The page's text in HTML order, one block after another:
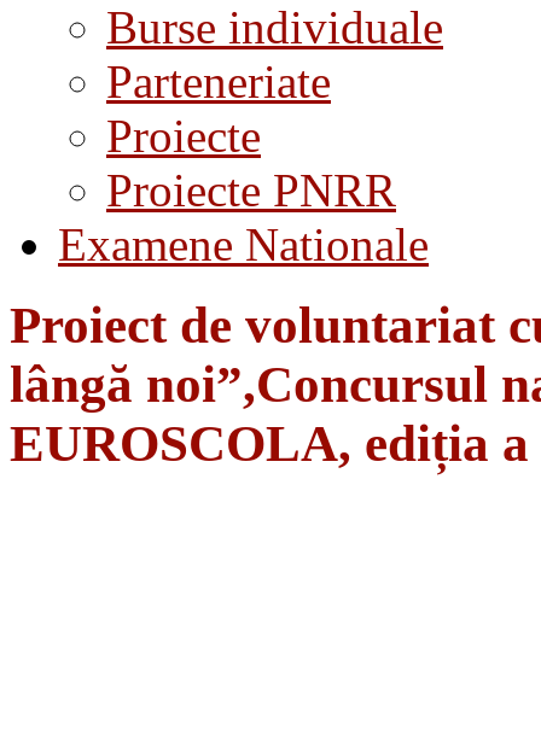
Burse individuale
Parteneriate
Proiecte
Proiecte PNRR
Examene Nationale
Proiect de voluntariat
lângă noi”,Concursul
EUROSCOLA, ediția